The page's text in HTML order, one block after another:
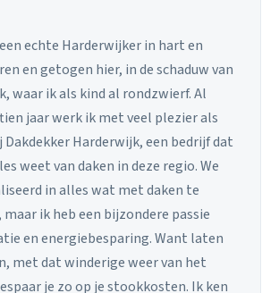
echte Harderwijker in hart en
en getogen hier, in de schaduw van
waar ik als kind al rondzwierf. Al
jaar werk ik met veel plezier als
Dakdekker Harderwijk, een bedrijf dat
weet van daken in deze regio. We
in alles wat met daken te
ik heb een bijzondere passie
en energiebesparing. Want laten
met dat winderige weer van het
je zo op je stookkosten. Ik ken